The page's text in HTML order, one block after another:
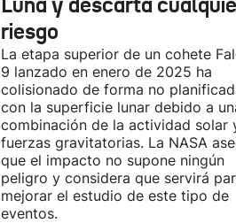
Luna y descarta
riesgo
La etapa superior de un cohete
9 lanzado en enero de 2025 ha
colisionado de forma no
con la superficie lunar debido a
combinación de la actividad solar
fuerzas gravitatorias. La NASA
que el impacto no supone ningún
peligro y considera que servirá
mejorar el estudio de este tipo de
eventos.